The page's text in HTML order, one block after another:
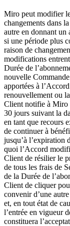
Miro peut modifier
changements dans
autre en donnant
si une période plus
raison de
modifications
Durée de
nouvelle
apportées à
renouvellement ou
Client notifie à Miro
30 jours suivant la
en tant que recours
de continuer à
jusqu’à l’expiration
quoi l’Accord
Client de résilier le
de tous les frais de
de la Durée de
Client de cliquer
convenir d’une
et, en tout état de
l’entrée en vigueur
constituera